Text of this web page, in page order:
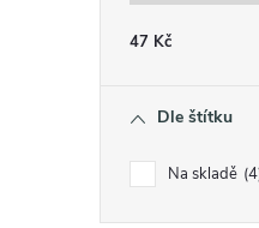
47 Kč
Dle štítku
Na skladě 4